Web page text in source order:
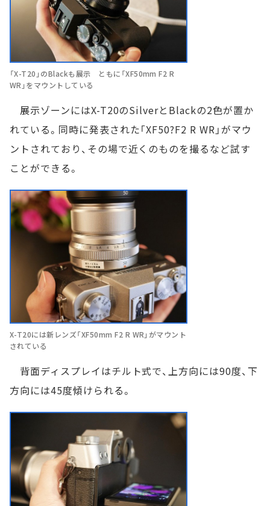
「X-T20」のBlackも展示 ともに「XF50mm F2 R
WR」をマウントしている
展示ゾーンにはX-T20のSilverとBlackの2色が置か
れている。同時に発表された「XF50?F2 R WR」がマウ
ントされており、その場で近くのものを撮るなど試す
ことができる。
X-T20には新レンズ「XF50mm F2 R WR」がマウント
されている
背面ディスプレイはチルト式で、上方向には90度、下
方向には45度傾けられる。